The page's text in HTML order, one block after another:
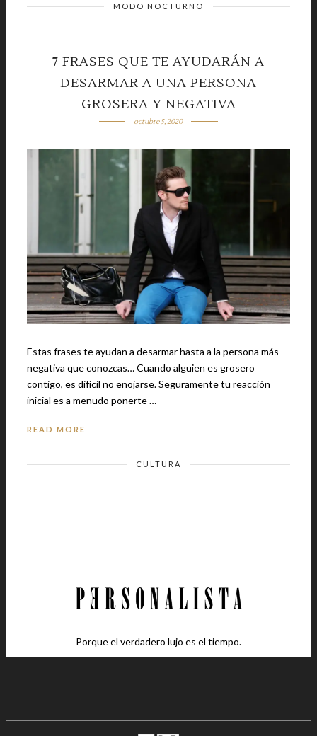
MODO NOCTURNO
7 FRASES QUE TE AYUDARÁN A
DESARMAR A UNA PERSONA
GROSERA Y NEGATIVA
octubre 5, 2020
Estas frases te ayudan a desarmar hasta a la persona más
negativa que conozcas… Cuando alguien es grosero
contigo, es difícil no enojarse. Seguramente tu reacción
inicial es a menudo ponerte …
READ MORE
CULTURA
Porque el verdadero lujo es el tiempo.